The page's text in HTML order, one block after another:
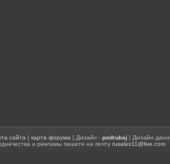
сайта |карта форума | Дизайн -podrubaj | Дизайн
и рекламы пишите на почтуrusalex11@live.com